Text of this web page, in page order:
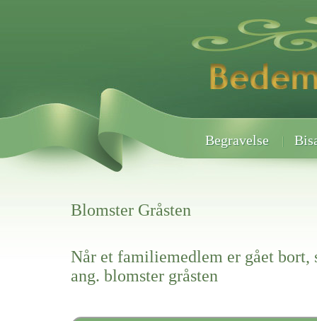
Begravelse
Blomster Gråsten
Når et familiemedlem er gået bort,
ang. blomster gråsten